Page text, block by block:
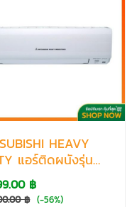
HEAVY
แอร์ติดผนังรุ่น
SERIES R32 ขนาด
25249 BTU
฿
฿ (-56%)